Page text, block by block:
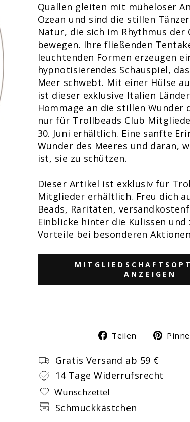
Quallen gleiten mit müheloser
Ozean und sind die stillen
Natur, die sich im Rhythmus der
bewegen. Ihre fließenden
leuchtenden Formen erzeugen
hypnotisierendes Schauspiel,
Meer schwebt. Mit einer Hülse
ist dieser exklusive Italien
Hommage an die stillen Wunder
nur für Trollbeads Club
30. Juni erhältlich. Eine sanfte
Wunder des Meeres und daran,
ist, sie zu schützen.
Dieser Artikel ist exklusiv für
Mitglieder erhältlich. Freu dich
Beads, Raritäten,
Einblicke hinter die Kulissen und
Vorteile bei besonderen
ANZEIGEN
Teilen
Auf
teilen
Gratis Versand ab 59 €
14 Tage Widerrufsrecht
Wunschzettel
Schmuckkästchen